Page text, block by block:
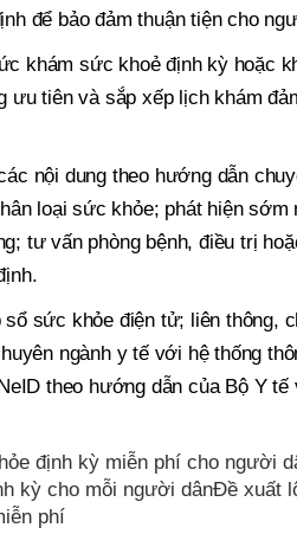
để bảo đảm thuận tiện cho
khám sức khoẻ định kỳ hoặc
ưu tiên và sắp xếp lịch khám
nội dung theo hướng dẫn
loại sức khỏe; phát hiện sớm
tư vấn phòng bệnh, điều trị
sức khỏe điện tử; liên thông,
ngành y tế với hệ thống
theo hướng dẫn của Bộ Y tế
định kỳ miễn phí cho người
kỳ cho mỗi người dânĐề xuất
phí